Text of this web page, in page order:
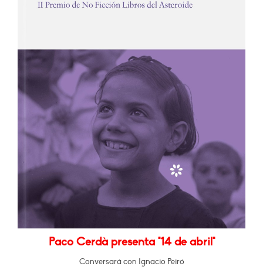
Paco Cerdà presenta "14 de abril"
Conversará con Ignacio Peiró